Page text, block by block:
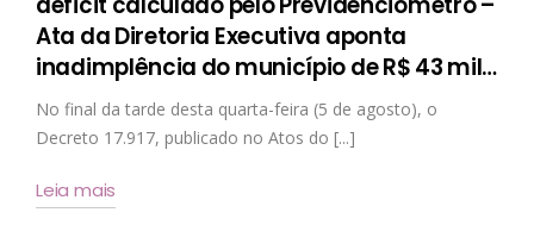
Ata da Diretoria Executiva aponta
inadimplência do município de R$ 43 mil…
No final da tarde desta quarta-feira (5 de agosto), o
Decreto 17.917, publicado no Atos do [...]
Leia mais